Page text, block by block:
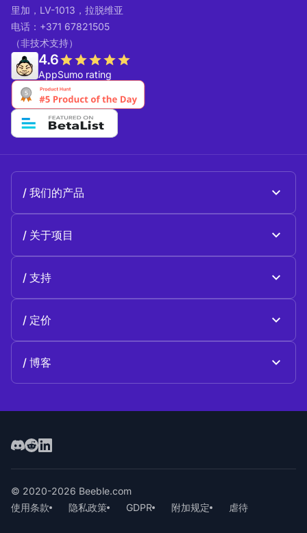
里加，LV-1013，拉脱维亚
电话：+371 67821505
（非技术支持）
4.6
AppSumo rating
我们的产品
关于项目
历史
支持
联系方式
定价
博客
© 2020-2026 Beeble.com
使用条款
隐私政策 GDPR 附加规定 虐待